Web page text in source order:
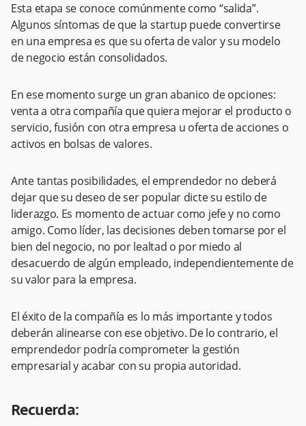
Esta etapa se conoce comúnmente como “salida”.
Algunos síntomas de que la startup puede convertirse
en una empresa es que su oferta de valor y su modelo
de negocio están consolidados.
En ese momento surge un gran abanico de opciones:
venta a otra compañía que quiera mejorar el producto o
servicio, fusión con otra empresa u oferta de acciones o
activos en bolsas de valores.
Ante tantas posibilidades, el emprendedor no deberá
dejar que su deseo de ser popular dicte su estilo de
liderazgo. Es momento de actuar como jefe y no como
amigo. Como líder, las decisiones deben tomarse por el
bien del negocio, no por lealtad o por miedo al
desacuerdo de algún empleado, independientemente de
su valor para la empresa.
El éxito de la compañía es lo más importante y todos
deberán alinearse con ese objetivo. De lo contrario, el
emprendedor podría comprometer la gestión
empresarial y acabar con su propia autoridad.
Recuerda: